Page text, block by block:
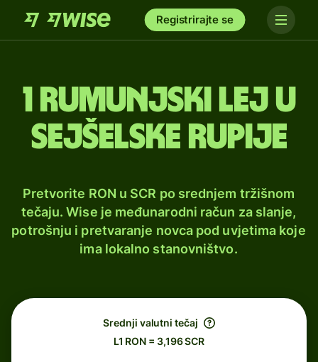
Registrirajte se
1 rumunjski lej u
sejšelske rupije
Pretvorite RON u SCR po srednjem tržišnom
tečaju. Wise je međunarodni račun za slanje,
potrošnju i pretvaranje novca pod uvjetima koje
ima lokalno stanovništvo.
Srednji valutni tečaj
L1 RON = 3,196 SCR